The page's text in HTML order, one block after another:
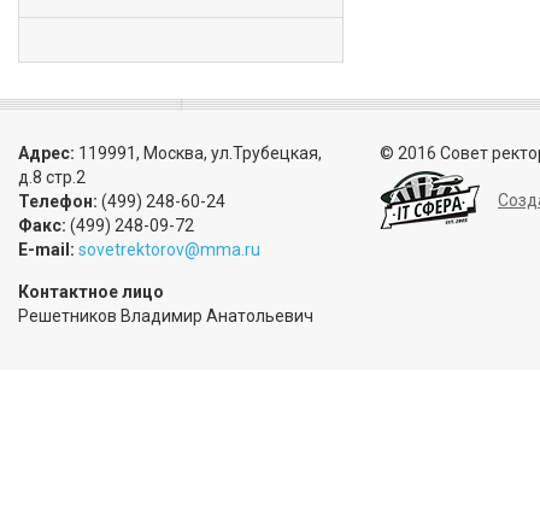
Адрес: 119991, Москва, ул.Трубецкая,
д.8 стр.2
Телефон: (499) 248-60-24
Факс: (499) 248-09-72
E-mail: sovetrektorov@mma.ru
Контактное лицо
Решетников Владимир Анатольевич
© 2016 Совет